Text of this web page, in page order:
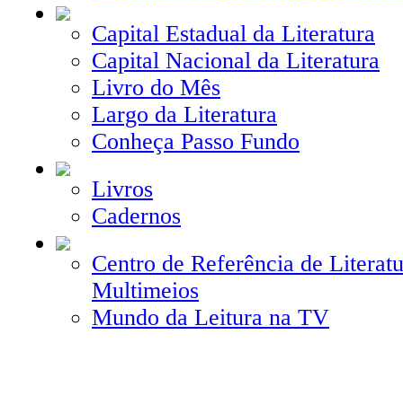
Capital Estadual da Literatura
Capital Nacional da Literatura
Livro do Mês
Largo da Literatura
Conheça Passo Fundo
Livros
Cadernos
Centro de Referência de
Multimeios
Mundo da Leitura na TV